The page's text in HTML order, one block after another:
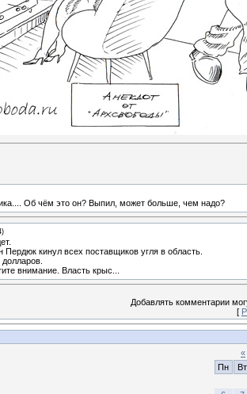
Об чём это он? Выпил, может больше, чем надо?
кинул всех поставщиков угля в область.
внимание. Власть крыс...
Добавлять комментарии
[
«
Пн
Вт